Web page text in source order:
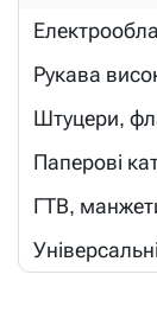
Рукава
Штуцери,
Паперові
ГТВ,